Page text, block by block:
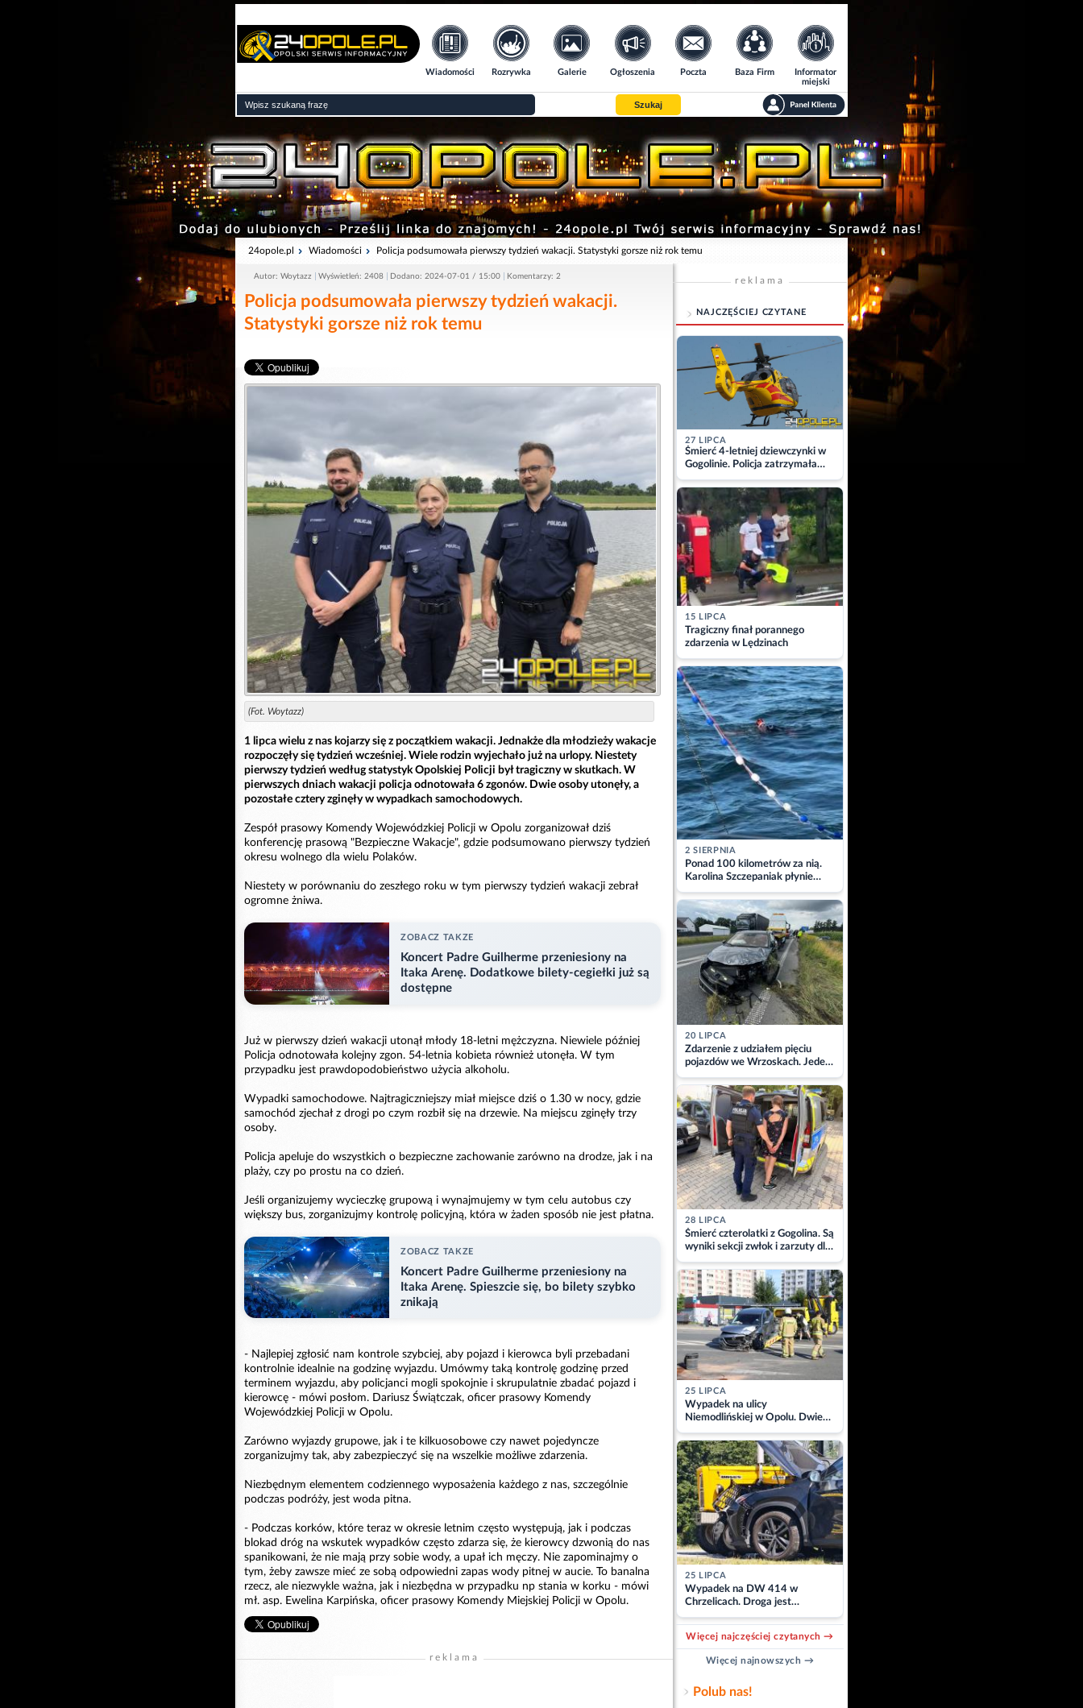
Wiadomości Rozrywka Galerie Ogłoszenia Poczta Baza Firm
Informator
miejski
Szukaj
24opole.pl Wiadomości Policja podsumowała pierwszy tydzień wakacji. Statystyki gorsze niż rok temu
Autor: Woytazz Wyświetleń: 2408 Dodano: 2024-07-01 / 15:00 Komentarzy: 2
Policja podsumowała pierwszy tydzień wakacji.
Statystyki gorsze niż rok temu
(Fot. Woytazz)
1 lipca wielu z nas kojarzy się z początkiem wakacji. Jednakże dla młodzieży wakacje
rozpoczęły się tydzień wcześniej. Wiele rodzin wyjechało już na urlopy. Niestety
pierwszy tydzień według statystyk Opolskiej Policji był tragiczny w skutkach. W
pierwszych dniach wakacji policja odnotowała 6 zgonów. Dwie osoby utonęły, a
pozostałe cztery zginęły w wypadkach samochodowych.
Zespół prasowy Komendy Wojewódzkiej Policji w Opolu zorganizował dziś
konferencję prasową "Bezpieczne Wakacje", gdzie podsumowano pierwszy tydzień
okresu wolnego dla wielu Polaków.
Niestety w porównaniu do zeszłego roku w tym pierwszy tydzień wakacji zebrał
ogromne żniwa.
ZOBACZ TAKZE
Koncert Padre Guilherme przeniesiony na
Itaka Arenę. Dodatkowe bilety-cegiełki już są
dostępne
Już w pierwszy dzień wakacji utonął młody 18-letni mężczyzna. Niewiele później
Policja odnotowała kolejny zgon. 54-letnia kobieta również utonęła. W tym
przypadku jest prawdopodobieństwo użycia alkoholu.
Wypadki samochodowe. Najtragiczniejszy miał miejsce dziś o 1.30 w nocy, gdzie
samochód zjechał z drogi po czym rozbił się na drzewie. Na miejscu zginęły trzy
osoby.
Policja apeluje do wszystkich o bezpieczne zachowanie zarówno na drodze, jak i na
plaży, czy po prostu na co dzień.
Jeśli organizujemy wycieczkę grupową i wynajmujemy w tym celu autobus czy
większy bus, zorganizujmy kontrolę policyjną, która w żaden sposób nie jest płatna.
ZOBACZ TAKZE
Koncert Padre Guilherme przeniesiony na
Itaka Arenę. Spieszcie się, bo bilety szybko
znikają
- Najlepiej zgłosić nam kontrole szybciej, aby pojazd i kierowca byli przebadani
kontrolnie idealnie na godzinę wyjazdu. Umówmy taką kontrolę godzinę przed
terminem wyjazdu, aby policjanci mogli spokojnie i skrupulatnie zbadać pojazd i
kierowcę - mówi posłom. Dariusz Świątczak, oficer prasowy Komendy
Wojewódzkiej Policji w Opolu.
Zarówno wyjazdy grupowe, jak i te kilkuosobowe czy nawet pojedyncze
zorganizujmy tak, aby zabezpieczyć się na wszelkie możliwe zdarzenia.
Niezbędnym elementem codziennego wyposażenia każdego z nas, szczególnie
podczas podróży, jest woda pitna.
- Podczas korków, które teraz w okresie letnim często występują, jak i podczas
blokad dróg na wskutek wypadków często zdarza się, że kierowcy dzwonią do nas
spanikowani, że nie mają przy sobie wody, a upał ich męczy. Nie zapominajmy o
tym, żeby zawsze mieć ze sobą odpowiedni zapas wody pitnej w aucie. To banalna
rzecz, ale niezwykle ważna, jak i niezbędna w przypadku np stania w korku - mówi
mł. asp. Ewelina Karpińska, oficer prasowy Komendy Miejskiej Policji w Opolu.
reklama
reklama
NAJCZĘŚCIEJ CZYTANE
27 LIPCA
Śmierć 4-letniej dziewczynki w
Gogolinie. Policja zatrzymała
matkę
15 LIPCA
Tragiczny finał porannego
zdarzenia w Lędzinach
2 SIERPNIA
Ponad 100 kilometrów za nią.
Karolina Szczepaniak płynie
przez Bałtyk dla Piotra.
Aktualizacja
20 LIPCA
Zdarzenie z udziałem pięciu
pojazdów we Wrzoskach. Jeden
z kierowców zabrany w
kajdankach
28 LIPCA
Śmierć czterolatki z Gogolina. Są
wyniki sekcji zwłok i zarzuty dla
matki
25 LIPCA
Wypadek na ulicy
Niemodlińskiej w Opolu. Dwie
osoby w szpitalu
25 LIPCA
Wypadek na DW 414 w
Chrzelicach. Droga jest
zablokowana
Więcej najczęściej czytanych →
Więcej najnowszych →
Polub nas!